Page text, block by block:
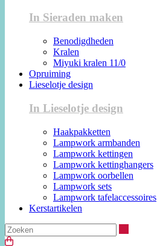
In Sieraden maken
Benodigdheden
Kralen
Miyuki kralen 11/0
Opruiming
Lieselotje design
In Lieselotje design
Haakpakketten
Lampwork armbanden
Lampwork kettingen
Lampwork kettinghangers
Lampwork oorbellen
Lampwork sets
Lampwork tafelaccessoires
Kerstartikelen